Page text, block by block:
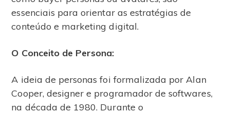
essenciais para orientar as estratégias de
conteúdo e marketing digital.
O Conceito de Persona:
A ideia de personas foi formalizada por Alan
Cooper, designer e programador de softwares,
na década de 1980. Durante o